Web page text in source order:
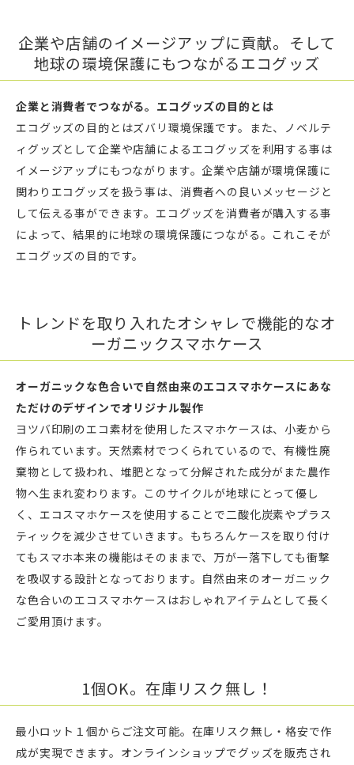
企業や店舗のイメージアップに貢献。そして
地球の環境保護にもつながるエコグッズ
企業と消費者でつながる。エコグッズの目的とは
エコグッズの目的とはズバリ環境保護です。また、ノベルテ
ィグッズとして企業や店舗によるエコグッズを利用する事は
イメージアップにもつながります。企業や店舗が環境保護に
関わりエコグッズを扱う事は、消費者への良いメッセージと
して伝える事ができます。エコグッズを消費者が購入する事
によって、結果的に地球の環境保護につながる。これこそが
エコグッズの目的です。
トレンドを取り入れたオシャレで機能的なオ
ーガニックスマホケース
オーガニックな色合いで自然由来のエコスマホケースにあな
ただけのデザインでオリジナル製作
ヨツバ印刷のエコ素材を使用したスマホケースは、小麦から
作られています。天然素材でつくられているので、有機性廃
棄物として扱われ、堆肥となって分解された成分がまた農作
物へ生まれ変わります。このサイクルが地球にとって優し
く、エコスマホケースを使用することで二酸化炭素やプラス
ティックを減少させていきます。もちろんケースを取り付け
てもスマホ本来の機能はそのままで、万が一落下しても衝撃
を吸収する設計となっております。自然由来のオーガニック
な色合いのエコスマホケースはおしゃれアイテムとして長く
ご愛用頂けます。
1個OK。在庫リスク無し！
最小ロット１個からご注文可能。在庫リスク無し・格安で作
成が実現できます。オンラインショップでグッズを販売され